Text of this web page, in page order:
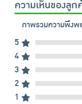
ความเห็นของลูก
ภาพรวมความพึงพ
5
4
3
2
1